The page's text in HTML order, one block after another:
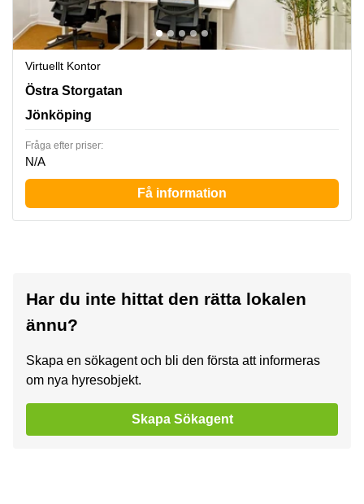
Virtuellt Kontor
Östra Storgatan 33A, Jönköping
Östra Storgatan
Jönköping
Fråga efter priser:
N/A
Få information
Har du inte hittat den rätta lokalen
ännu?
Skapa en sökagent och bli den första att informeras
om nya hyresobjekt.
Skapa Sökagent